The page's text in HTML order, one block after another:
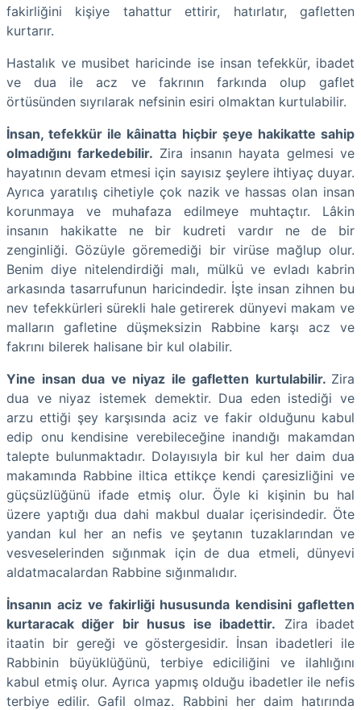
fakirliğini kişiye tahattur ettirir, hatırlatır, gafletten
kurtarır.
Hastalık ve musibet haricinde ise insan tefekkür, ibadet
ve dua ile acz ve fakrının farkında olup gaflet
örtüsünden sıyrılarak nefsinin esiri olmaktan kurtulabilir.
İnsan, tefekkür ile kâinatta hiçbir şeye hakikatte sahip
olmadığını farkedebilir. Zira insanın hayata gelmesi ve
hayatının devam etmesi için sayısız şeylere ihtiyaç duyar.
Ayrıca yaratılış cihetiyle çok nazik ve hassas olan insan
korunmaya ve muhafaza edilmeye muhtaçtır. Lâkin
insanın hakikatte ne bir kudreti vardır ne de bir
zenginliği. Gözüyle göremediği bir virüse mağlup olur.
Benim diye nitelendirdiği malı, mülkü ve evladı kabrin
arkasında tasarrufunun haricindedir. İşte insan zihnen bu
nev tefekkürleri sürekli hale getirerek dünyevi makam ve
malların gafletine düşmeksizin Rabbine karşı acz ve
fakrını bilerek halisane bir kul olabilir.
Yine insan dua ve niyaz ile gafletten kurtulabilir. Zira
dua ve niyaz istemek demektir. Dua eden istediği ve
arzu ettiği şey karşısında aciz ve fakir olduğunu kabul
edip onu kendisine verebileceğine inandığı makamdan
talepte bulunmaktadır. Dolayısıyla bir kul her daim dua
makamında Rabbine iltica ettikçe kendi çaresizliğini ve
güçsüzlüğünü ifade etmiş olur. Öyle ki kişinin bu hal
üzere yaptığı dua dahi makbul dualar içerisindedir. Öte
yandan kul her an nefis ve şeytanın tuzaklarından ve
vesveselerinden sığınmak için de dua etmeli, dünyevi
aldatmacalardan Rabbine sığınmalıdır.
İnsanın aciz ve fakirliği hususunda kendisini gafletten
kurtaracak diğer bir husus ise ibadettir. Zira ibadet
itaatin bir gereği ve göstergesidir. İnsan ibadetleri ile
Rabbinin büyüklüğünü, terbiye ediciliğini ve ilahlığını
kabul etmiş olur. Ayrıca yapmış olduğu ibadetler ile nefis
terbiye edilir. Gafil olmaz. Rabbini her daim hatırında